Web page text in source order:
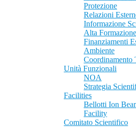
Protezione
Relazioni
Informazione
Alta
Finanziamenti
Ambiente
Coordinamento
Unità Funzionali
NOA
Strategia
Facilities
Bellotti Ion
Facility
Comitato Scientifico